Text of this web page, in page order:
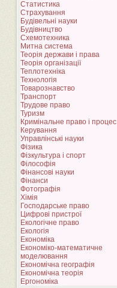
Статистика
Страхування
Будівельні науки
Будівництво
Схемотехника
Митна система
Теорія держави і права
Теорія організації
Теплотехніка
Технологія
Товарознавство
Транспорт
Трудове право
Туризм
Кримінальне право і процес
Керування
Управлінські науки
Фізика
Фізкультура і спорт
Філософія
Фінансові науки
Фінанси
Фотографія
Хімія
Господарське право
Цифрові пристрої
Екологічне право
Екологія
Економіка
Економіко-математичне
моделювання
Економічна географія
Економічна теорія
Ергономіка